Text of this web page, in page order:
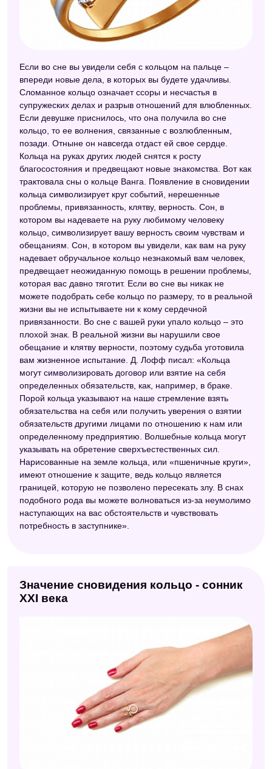
Сонник Авеля
Сонник Кассандры
Сонник Миллера
Любовный сонник
Безымянный сонник
Сонник Роммеля
Детский сонник
Французский сонник
Американский сонник Дениз Линн
Самоучитель по толкованию снов
Эзотерический сонник
Современный сонник
Цыганский сонник
Сонник мужчин
Исламский сонник
Сонник для девочек
Сонник Нины Гришиной
Малый сонник
Сонник целительницы Федоровской
Сонник А. Минделла
Сонник Симеона Прозорова
Сонник Велес
Сонник Цветкова
Сонник идиом
Сонник Странника
Сонник черной магии
Сонник Таро
Если во сне вы увидели себя с кольцом на пальце –
впереди новые дела, в которых вы будете удачливы.
Сломанное кольцо означает ссоры и несчастья в
супружеских делах и разрыв отношений для влюбленных.
Если девушке приснилось, что она получила во сне
кольцо, то ее волнения, связанные с возлюбленным,
позади. Отныне он навсегда отдаст ей свое сердце.
Кольца на руках других людей снятся к росту
благосостояния и предвещают новые знакомства. Вот как
трактовала сны о кольце Ванга. Появление в сновидении
кольца символизирует круг событий, нерешенные
проблемы, привязанность, клятву, верность. Сон, в
котором вы надеваете на руку любимому человеку
кольцо, символизирует вашу верность своим чувствам и
обещаниям. Сон, в котором вы увидели, как вам на руку
надевает обручальное кольцо незнакомый вам человек,
предвещает неожиданную помощь в решении проблемы,
которая вас давно тяготит. Если во сне вы никак не
можете подобрать себе кольцо по размеру, то в реальной
жизни вы не испытываете ни к кому сердечной
привязанности. Во сне с вашей руки упало кольцо – это
плохой знак. В реальной жизни вы нарушили свое
обещание и клятву верности, поэтому судьба уготовила
вам жизненное испытание. Д. Лофф писал: «Кольца
могут символизировать договор или взятие на себя
определенных обязательств, как, например, в браке.
Порой кольца указывают на наше стремление взять
обязательства на себя или получить уверения о взятии
обязательств другими лицами по отношению к нам или
определенному предприятию. Волшебные кольца могут
указывать на обретение сверхъестественных сил.
Нарисованные на земле кольца, или «пшеничные круги»,
имеют отношение к защите, ведь кольцо является
границей, которую не позволено пересекать злу. В снах
подобного рода вы можете волноваться из-за неумолимо
наступающих на вас обстоятельств и чувствовать
потребность в заступнике».
Значение сновидения кольцо - сонник
XXI века